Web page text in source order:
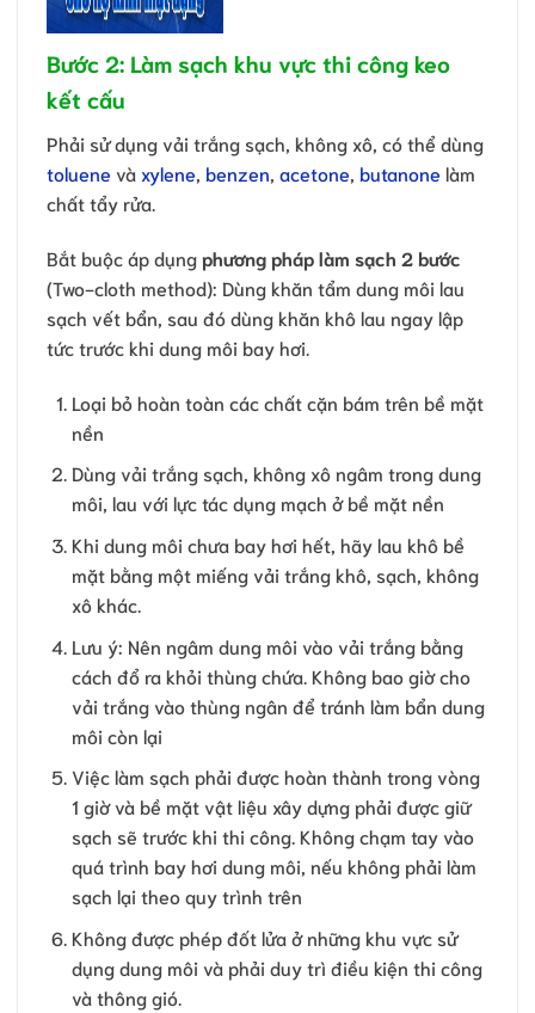
Bước 2: Làm sạch khu vực thi công keo
kết cấu
Phải sử dụng vải trắng sạch, không xô, có thể dùng
toluene và xylene, benzen, acetone, butanone làm
chất tẩy rửa.
Bắt buộc áp dụngphương pháp làm sạch 2 bước
(Two-cloth method): Dùng khăn tẩm dung môi lau
sạch vết bẩn, sau đó dùng khăn khô lau ngay lập
tức trước khi dung môi bay hơi.
Loại bỏ hoàn toàn các chất cặn bám trên bề mặt
nền
Dùng vải trắng sạch, không xô ngâm trong dung
môi, lau với lực tác dụng mạch ở bề mặt nền
Khi dung môi chưa bay hơi hết, hãy lau khô bề
mặt bằng một miếng vải trắng khô, sạch, không
xô khác.
Lưu ý: Nên ngâm dung môi vào vải trắng bằng
cách đổ ra khỏi thùng chứa. Không bao giờ cho
vải trắng vào thùng ngân để tránh làm bẩn dung
môi còn lại
Việc làm sạch phải được hoàn thành trong vòng
1 giờ và bề mặt vật liệu xây dựng phải được giữ
sạch sẽ trước khi thi công. Không chạm tay vào
quá trình bay hơi dung môi, nếu không phải làm
sạch lại theo quy trình trên
Không được phép đốt lửa ở những khu vực sử
dụng dung môi và phải duy trì điều kiện thi công
và thông gió.